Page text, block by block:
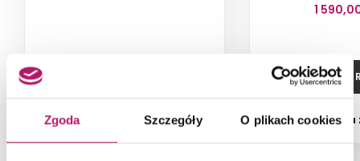
Zgoda Szczegóły O plikach cookies
1
ZOBACZ
Dostępność: